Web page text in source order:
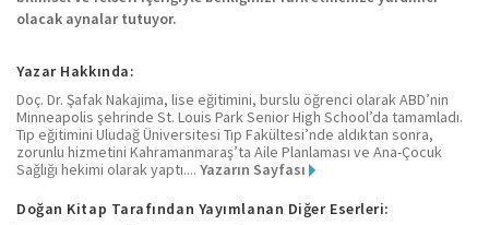
olacak aynalar tutuyor.
Yazar Hakkında:
Doç. Dr. Şafak Nakajima, lise eğitimini, burslu öğrenci olarak ABD’nin
Minneapolis şehrinde St. Louis Park Senior High School’da tamamladı.
Tıp eğitimini Uludağ Üniversitesi Tıp Fakültesi’nde aldıktan sonra,
zorunlu hizmetini Kahramanmaraş’ta Aile Planlaması ve Ana-Çocuk
Sağlığı hekimi olarak yaptı.... Yazarın Sayfası
Doğan Kitap Tarafından Yayımlanan Diğer Eserleri: